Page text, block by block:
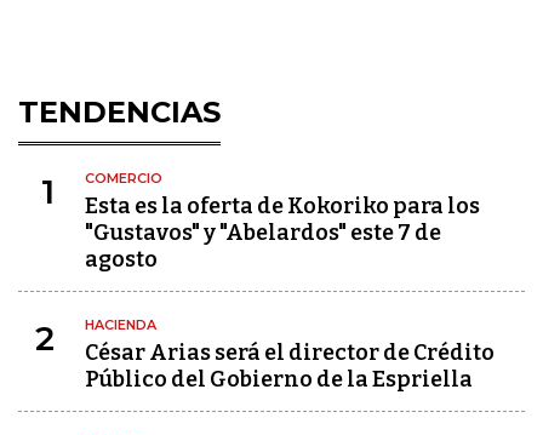
TENDENCIAS
1 COMERCIO
Esta es la oferta de Kokoriko para los
"Gustavos" y "Abelardos" este 7 de
agosto
2 HACIENDA
César Arias será el director de Crédito
Público del Gobierno de la Espriella